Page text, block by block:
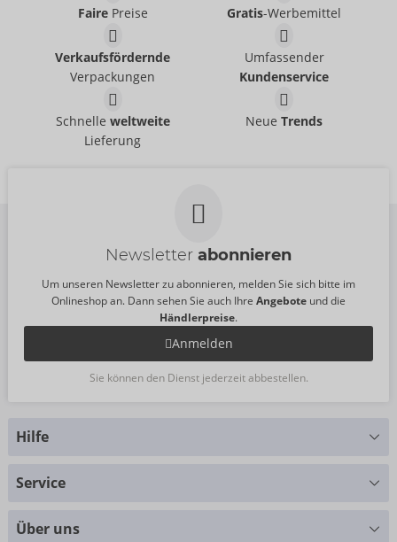
Pants
- ORION Brand
Pants
- ORION Brand
59,95 €
Pants
- ORION Brand
Pants
FairePreise Gratis-Werbemittel
Verkaufsfördernde
Verpackungen
Umfassender
Kundenservice
Schnelle weltweite
Lieferung
NeueTrends
Newsletter abonnieren
Um unseren Newsletter zu abonnieren, melden Sie sich bitte im
Onlineshop an. Dann sehen Sie auch Ihre Angebote und die
Händlerpreise.
Anmelden
Sie können den Dienst jederzeit abbestellen.
Hilfe
Service
Über uns